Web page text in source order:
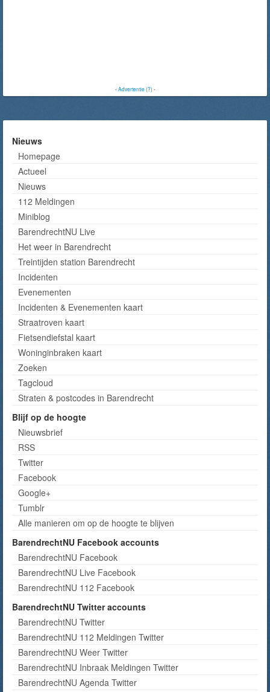
-Advertentie (?)-
Nieuws
Homepage
Actueel
Nieuws
112 Meldingen
Miniblog
BarendrechtNU Live
Het weer in Barendrecht
Treintijden station Barendrecht
Incidenten
Evenementen
Incidenten & Evenementen kaart
Straatroven kaart
Fietsendiefstal kaart
Woninginbraken kaart
Zoeken
Tagcloud
Straten & postcodes in Barendrecht
Blijf op de hoogte
Nieuwsbrief
RSS
Twitter
Facebook
Google+
Tumblr
Alle manieren om op de hoogte te blijven
BarendrechtNU Facebook accounts
BarendrechtNU Facebook
BarendrechtNU Live Facebook
BarendrechtNU 112 Facebook
BarendrechtNU Twitter accounts
BarendrechtNU Twitter
BarendrechtNU 112 Meldingen Twitter
BarendrechtNU Weer Twitter
BarendrechtNU Inbraak Meldingen Twitter
BarendrechtNU Agenda Twitter